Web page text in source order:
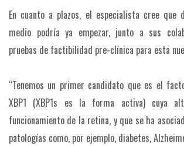
En cuanto a plazos, el especialista cree que
medio podría ya empezar, junto a sus
pruebas de factibilidad pre-clínica para esta
“Tenemos un primer candidato que es el
XBP1 (XBP1s es la forma activa) cuya
funcionamiento de la retina, y que se ha
patologías como, por ejemplo, diabetes,